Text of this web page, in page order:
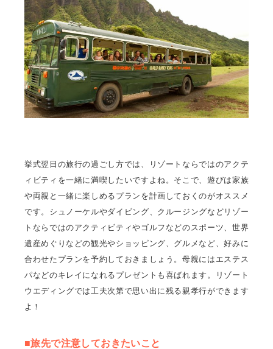
挙式翌日の旅行の過ごし方では、リゾートならではのアクテ
ィビティを一緒に満喫したいですよね。そこで、遊びは家族
や両親と一緒に楽しめるプランを計画しておくのがオススメ
です。シュノーケルやダイビング、クルージングなどリゾー
トならではのアクティビティやゴルフなどのスポーツ、世界
遺産めぐりなどの観光やショッピング、グルメなど、好みに
合わせたプランを予約しておきましょう。母親にはエステス
パなどのキレイになれるプレゼントも喜ばれます。リゾート
ウエディングでは工夫次第で思い出に残る親孝行ができます
よ！
■旅先で注意しておきたいこと